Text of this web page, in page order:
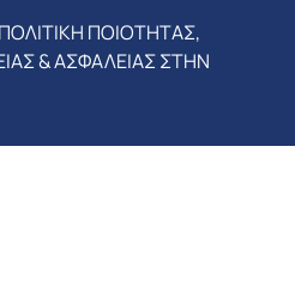
ΠΟΛΙΤΙΚΗ ΠΟΙΟΤΗΤΑΣ,
& ΑΣΦΑΛΕΙΑΣ ΣΤΗΝ